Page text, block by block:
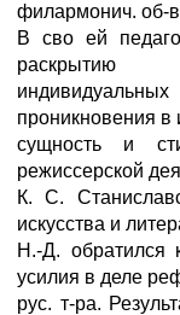
филармонич. об-
В сво ей
раскрытию
проникновения в
сущность и
режиссерской
К. С.
искусства и
Н.-Д. обратился
усилия в деле
рус. т-ра.